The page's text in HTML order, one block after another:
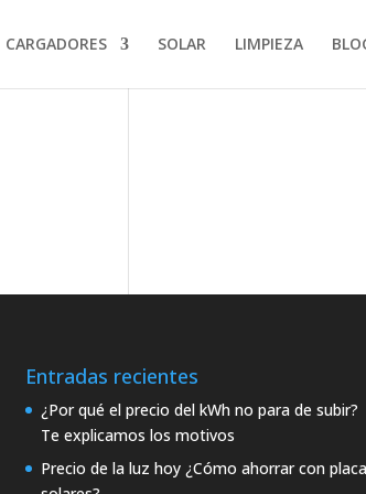
CARGADORES SOLAR LIMPIEZA
Entradas recientes
¿Por qué el precio del kWh no para de subir?
Te explicamos los motivos
Precio de la luz hoy ¿Cómo ahorrar con